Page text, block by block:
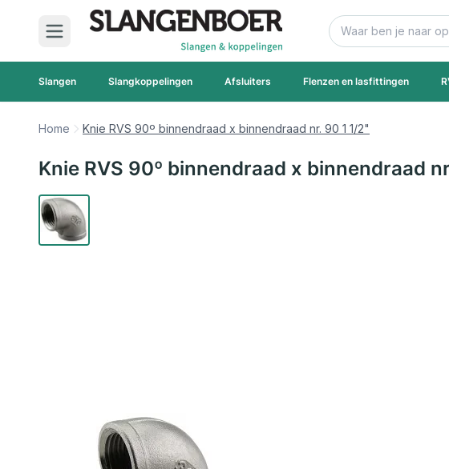
Ga naar de inhoud
Zoek
Slangen Slangkoppelingen Afsluiters Flenzen en lasfittingen
Home Knie RVS 90º binnendraad x binnendraad nr. 90 1 1/2"
Knie RVS 90º binnendraad x binnendraad